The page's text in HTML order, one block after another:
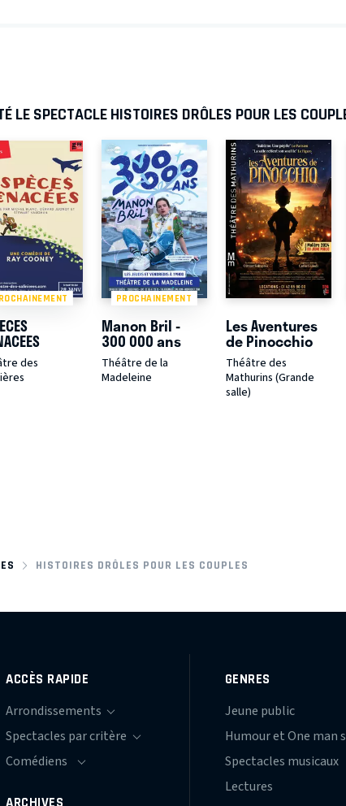
LE SPECTACLE HISTOIRES DRÔLES POUR LES
des
PROCHAINEMENT
Manon Bril -
300 000 ans
Théâtre de la
Madeleine
Les Aventures
de Pinocchio
Théâtre des
Mathurins (Grande
salle)
HISTOIRES DRÔLES POUR LES COUPLES
ACCÈS RAPIDE
ARCHIVES
GENRES
Jeune public
Humour et One man
Spectacles musicaux
Lectures